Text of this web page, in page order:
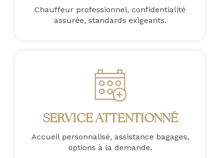
Chauffeur professionnel, confidentialité
assurée, standards exigeants.
SERVICE ATTENTIONNÉ
Accueil personnalisé, assistance bagages,
options à la demande.